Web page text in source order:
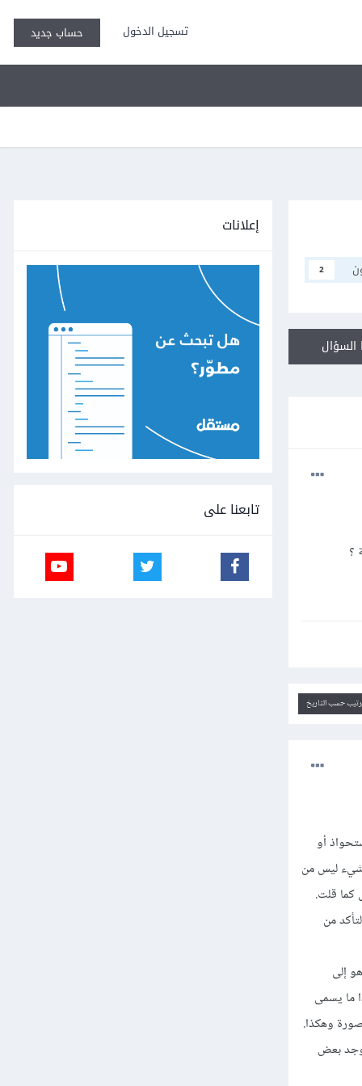
تسجيل الدخول حساب جديد
2
؟
حسب التاريخ
أو
شيء ليس من
كما قلت.
من
إلى
ما يسمى
وهكذا.
بعض
إعلانات
تابعنا على